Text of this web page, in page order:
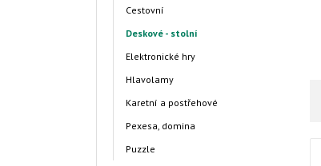
Cestovní
Deskové - stolní
Elektronické hry
Hlavolamy
Karetní a postřehové
Pexesa, domina
Puzzle